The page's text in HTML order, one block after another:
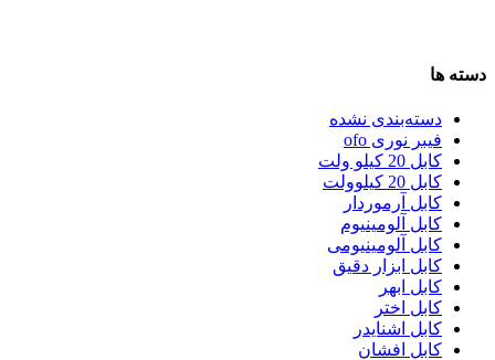
دسته ها
دسته‌بندی نشده
فیبر نوری ofo
کابل 20 کیلو ولت
کابل 20 کیلوولت
کابل آرموردار
کابل آلومینیوم
کابل آلومینیومی
کابل ابزار دقیق
کابل ابهر
کابل اختر
کابل اشنایدر
کابل افشان